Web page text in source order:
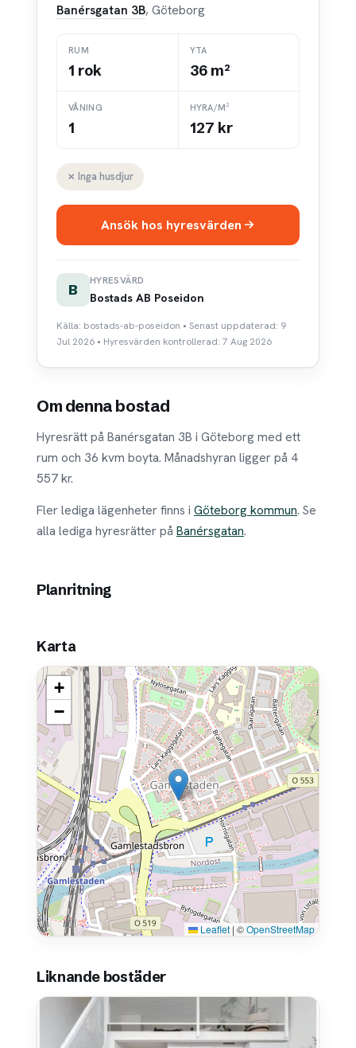
Banérsgatan 3B, Göteborg
RUM
1 rok
YTA
36 m²
VÅNING
1
HYRA/M²
127 kr
✗ Inga husdjur
Ansök hos hyresvärden
B
HYRESVÄRD
Bostads AB Poseidon
Källa: bostads-ab-poseidon • Senast uppdaterad: 9
Jul 2026 • Hyresvärden kontrollerad: 7 Aug 2026
Om denna bostad
Hyresrätt på Banérsgatan 3B i Göteborg med ett
rum och 36 kvm boyta. Månadshyran ligger på 4
557 kr.
Fler lediga lägenheter finns i Göteborg kommun. Se
alla lediga hyresrätter på Banérsgatan.
Planritning
Karta
+
−
Leaflet | ©OpenStreetMap
Liknande bostäder